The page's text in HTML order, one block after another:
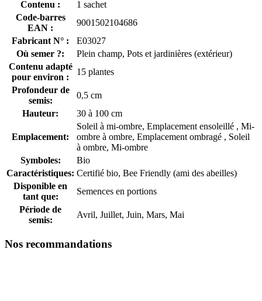
Contenu :
1 sachet
Code-barres
EAN :
9001502104686
Fabricant N° :
E03027
Où semer ?:
Plein champ, Pots et jardinières (extérieur)
Contenu adapté
pour environ :
15 plantes
Profondeur de
semis:
0,5 cm
Hauteur:
30 à 100 cm
Emplacement:
Soleil à mi-ombre, Emplacement ensoleillé , Mi-
ombre à ombre, Emplacement ombragé , Soleil
à ombre, Mi-ombre
Symboles:
Bio
Caractéristiques: Certifié bio, Bee Friendly (ami des abeilles)
Disponible en
tant que:
Semences en portions
Période de
semis:
Avril, Juillet, Juin, Mars, Mai
Nos recommandations